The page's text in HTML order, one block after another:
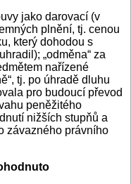
jako darovací (v
plnění, tj. cenou
který dohodou s
„odměna“ za
nařízené
tj. po úhradě dluhu
pro budoucí převod
peněžitého
nižších stupňů a
závazného právního